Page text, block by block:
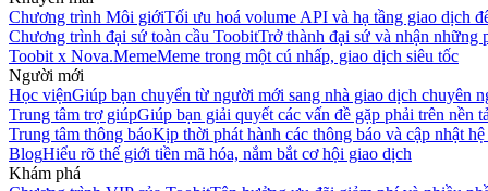
Chương trình Môi giớiTối ưu hoá volume API và hạ tầng giao dịch
Chương trình đại sứ toàn cầu ToobitTrở thành đại sứ và nhận những
Toobit x Nova.MemeMeme trong một cú nhấp, giao dịch siêu tốc
Người mới
Học việnGiúp bạn chuyển từ người mới sang nhà giao dịch chuyên
Trung tâm trợ giúpGiúp bạn giải quyết các vấn đề gặp phải trên nền
Trung tâm thông báoKịp thời phát hành các thông báo và cập nhật
BlogHiểu rõ thế giới tiền mã hóa, nắm bắt cơ hội giao dịch
Khám phá